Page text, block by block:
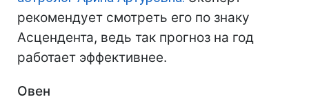
рекомендует смотреть его по знаку
Асцендента, ведь так прогноз на год
работает эффективнее.
Овен